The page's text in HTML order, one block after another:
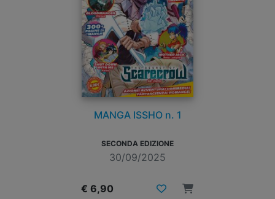
MANGA ISSHO n. 1
SECONDA EDIZIONE
30/09/2025
€ 6,90